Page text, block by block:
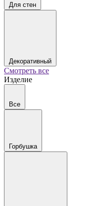
Для стен
Декоративный
Смотреть все
Изделие
Все
Горбушка